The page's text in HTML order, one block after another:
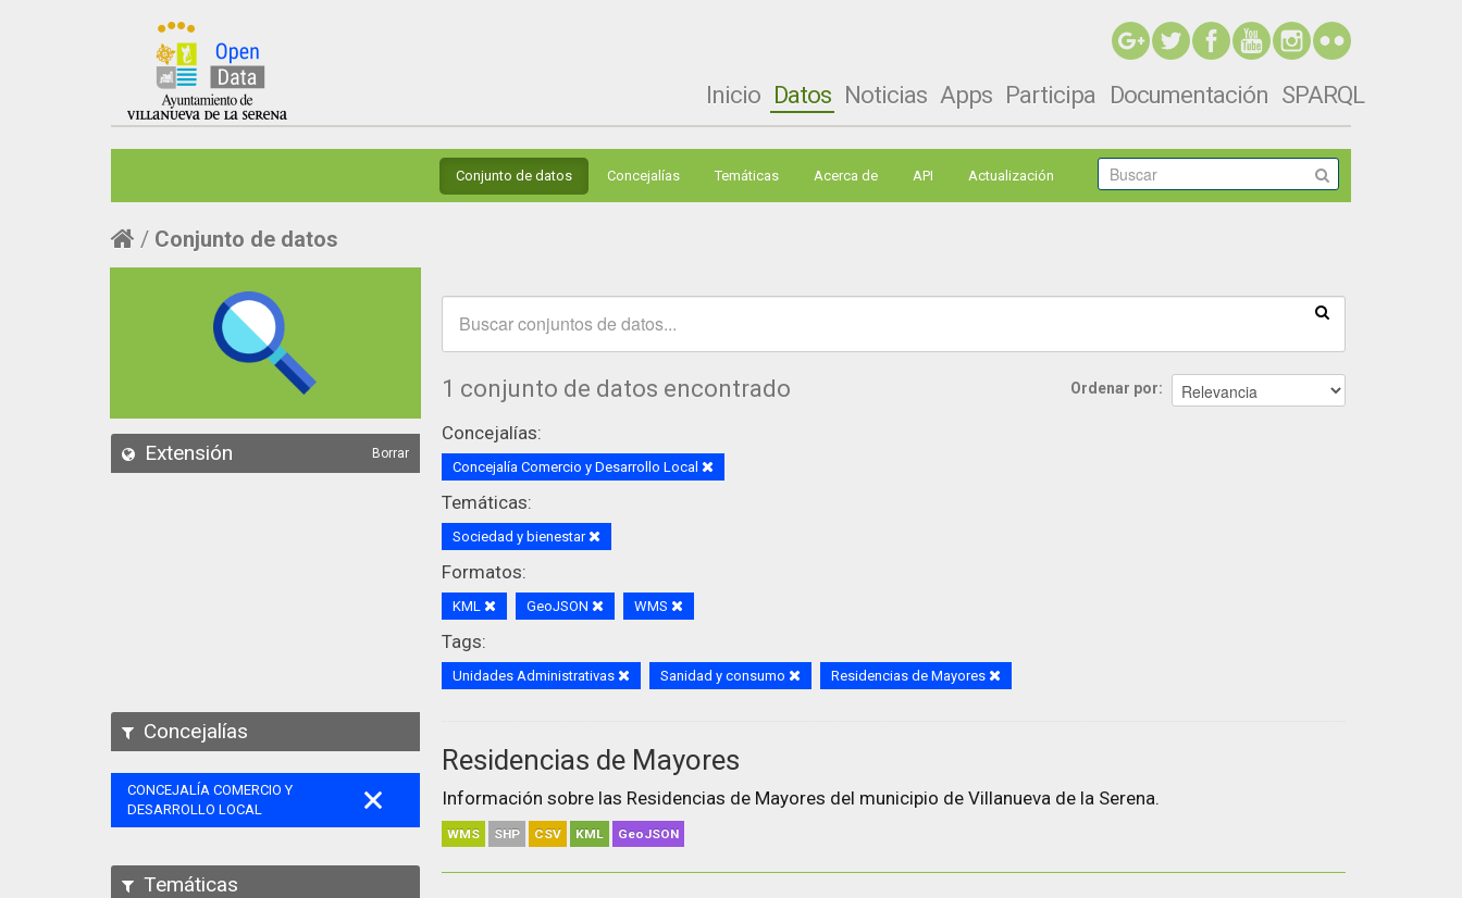
Inicio Datos Noticias Apps Participa Documentación SPARQL
Conjunto de datos Concejalías Temáticas Acerca de API Actualización
Conjunto de datos
Extensión Borrar
Concejalías
CONCEJALÍA COMERCIO Y
DESARROLLO LOCAL
Temáticas
Ordenar por
1 conjunto de datos encontrado
Concejalías:
Concejalía Comercio y Desarrollo Local
Temáticas:
Sociedad y bienestar
Formatos:
KML GeoJSON WMS
Tags:
Unidades Administrativas Sanidad y consumo Residencias de Mayores
Residencias de Mayores
Información sobre las Residencias de Mayores del municipio de Villanueva de la Serena.
WMS SHP CSV KML GeoJSON